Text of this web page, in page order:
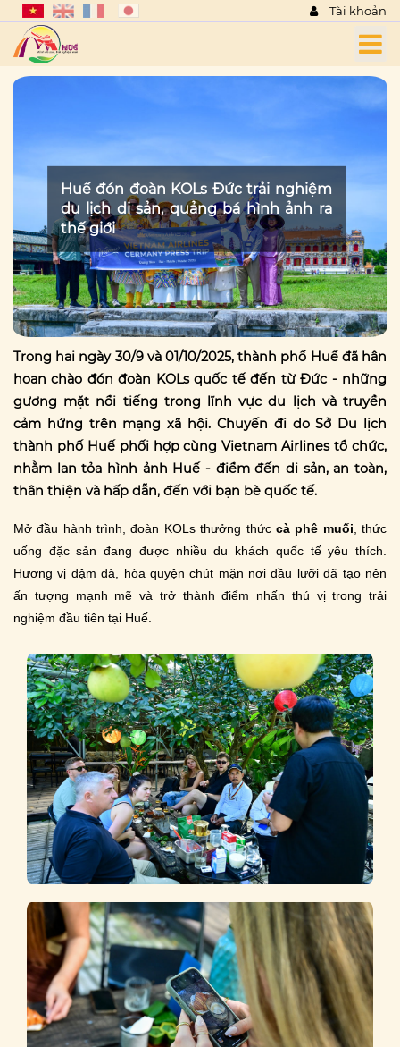
Tài khoản
Huế đón đoàn KOLs Đức trải nghiệm
du lịch di sản, quảng bá hình ảnh ra
thế giới
Trong hai ngày 30/9 và 01/10/2025, thành phố Huế đã hân
hoan chào đón đoàn KOLs quốc tế đến từ Đức - những
gương mặt nổi tiếng trong lĩnh vực du lịch và truyền
cảm hứng trên mạng xã hội. Chuyến đi do Sở Du lịch
thành phố Huế phối hợp cùng Vietnam Airlines tổ chức,
nhằm lan tỏa hình ảnh Huế - điểm đến di sản, an toàn,
thân thiện và hấp dẫn, đến với bạn bè quốc tế.
Mở đầu hành trình, đoàn KOLs thưởng thức cà phê muối , thức
uống đặc sản đang được nhiều du khách quốc tế yêu thích.
Hương vị đậm đà, hòa quyện chút mặn nơi đầu lưỡi đã tạo nên
ấn tượng mạnh mẽ và trở thành điểm nhấn thú vị trong trải
nghiệm đầu tiên tại Huế.